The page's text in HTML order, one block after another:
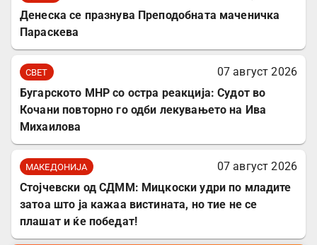
Денеска се празнува Преподобната маченичка
Параскева
СВЕТ
07 август 2026
Бугарското МНР со остра реакција: Судот во
Кочани повторно го одби лекувањето на Ива
Михаилова
МАКЕДОНИЈА
07 август 2026
Стојчевски од СДММ: Мицкоски удри по младите
затоа што ја кажаа вистината, но тие не се
плашат и ќе победат!